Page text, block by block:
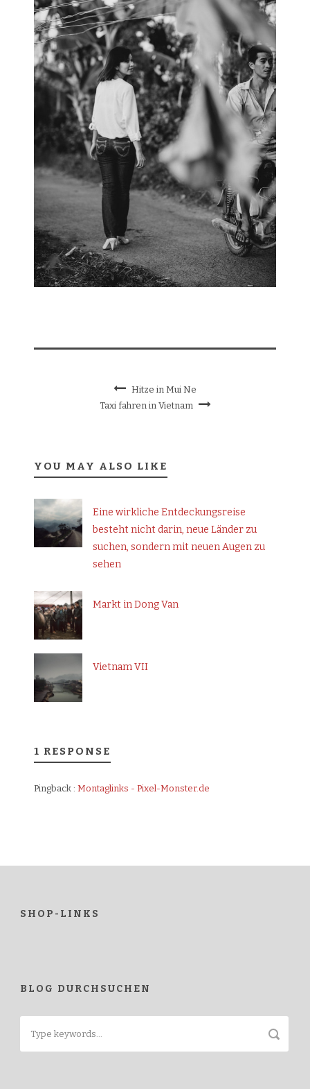
Hitze in Mui Ne
Taxi fahren in Vietnam
YOU MAY ALSO LIKE
Eine wirkliche Entdeckungsreise
besteht nicht darin, neue Länder zu
suchen, sondern mit neuen Augen zu
sehen
Markt in Dong Van
Vietnam VII
1 RESPONSE
Pingback : Montaglinks - Pixel-Monster.de
SHOP-LINKS
BLOG DURCHSUCHEN